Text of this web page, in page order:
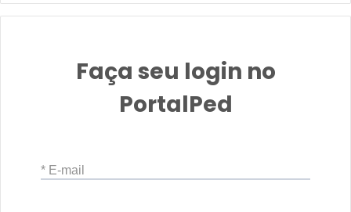
Faça seu login no
PortalPed
* E-mail